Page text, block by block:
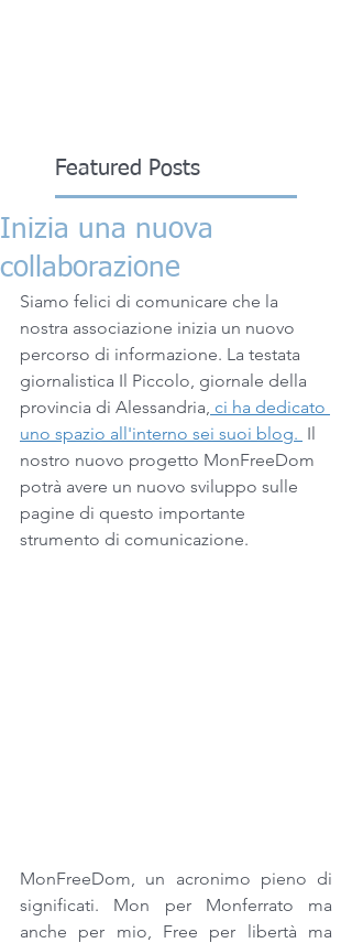
Featured Posts
Inizia una nuova
collaborazione
Siamo felici di comunicare che la
nostra associazione inizia un nuovo
percorso di informazione. La testata
giornalistica Il Piccolo, giornale della
provincia di Alessandria, ci ha dedicato
uno spazio all'interno sei suoi blog. Il
nostro nuovo progetto MonFreeDom
potrà avere un nuovo sviluppo sulle
pagine di questo importante
strumento di comunicazione.
MonFreeDom, un acronimo pieno di
significati. Mon per Monferrato ma
anche per mio, Free per libertà ma